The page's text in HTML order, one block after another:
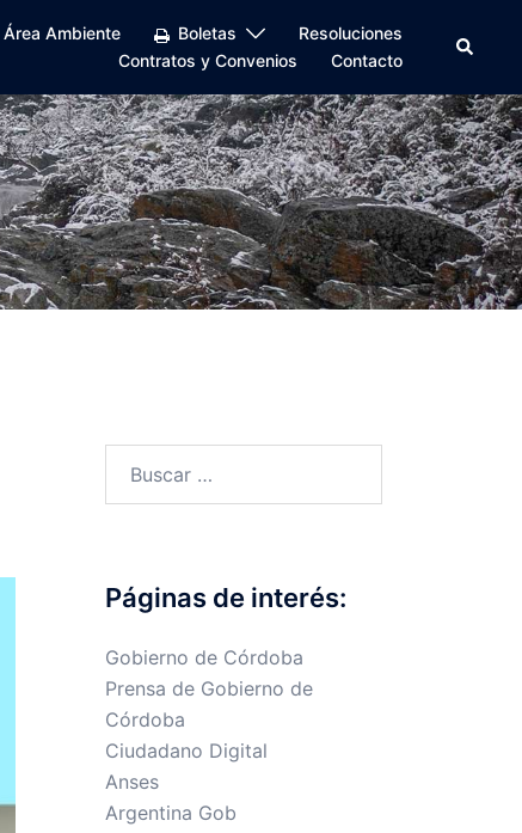
Área Ambiente Boletas
Resoluciones
Contratos y Convenios
Contacto
Buscar
Páginas de interés:
Gobierno de Córdoba
Prensa de Gobierno de
Córdoba
Ciudadano Digital
Anses
Argentina Gob